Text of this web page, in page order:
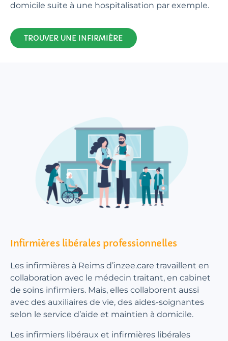
domicile suite à une hospitalisation par exemple.
TROUVER UNE INFIRMIÈRE
Infirmières libérales professionnelles
Les infirmières à Reims d’inzee.care travaillent en
collaboration avec le médecin traitant, en cabinet
de soins infirmiers. Mais, elles collaborent aussi
avec des auxiliaires de vie, des aides-soignantes
selon le service d’aide et maintien à domicile.
Les infirmiers libéraux et infirmières libérales